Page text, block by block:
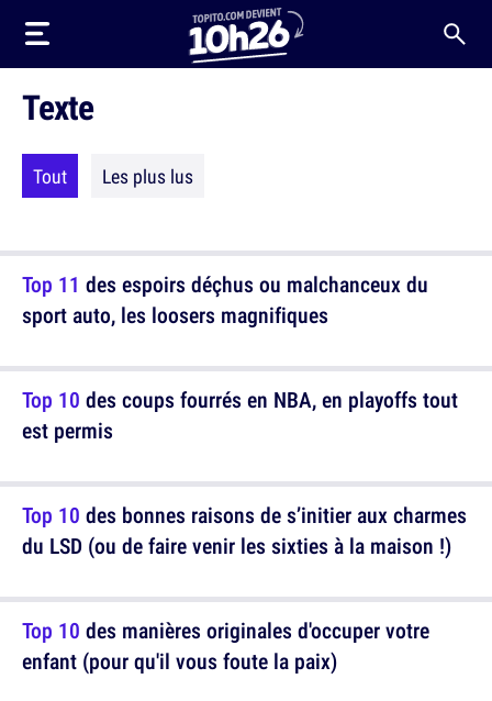
Texte
Tout Les plus lus
Top 11 des espoirs déçhus ou malchanceux du
sport auto, les loosers magnifiques
Top 10 des bonnes raisons de s’initier aux charmes
du LSD (ou de faire venir les sixties à la maison !)
Top 10 des coups fourrés en NBA, en playoffs tout
est permis
Top 10 des manières originales d'occuper votre
enfant (pour qu'il vous foute la paix)